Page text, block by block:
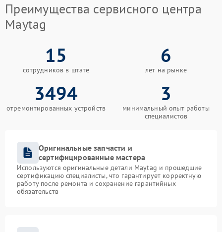
Преимущества сервисного центра
Maytag
15
сотрудников в штате
6
лет на рынке
3494
отремонтированных устройств
3
минимальный опыт работы
специалистов
Оригинальные запчасти и
сертифицированные мастера
Используются оригинальные детали Maytag и прошедшие
сертификацию специалисты, что гарантирует корректную
работу после ремонта и сохранение гарантийных
обязательств